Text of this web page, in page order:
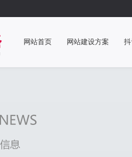
网站首页 网站建设方案 抖